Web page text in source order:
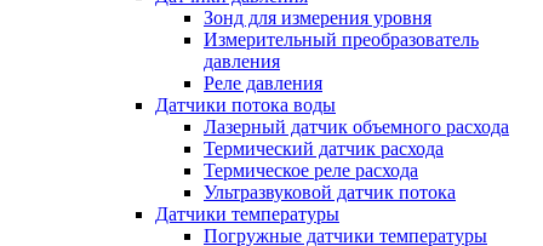
Зонд для измерения уровня
Измерительный преобразователь
давления
Реле давления
Датчики потока воды
Лазерный датчик объемного расхода
Термический датчик расхода
Термическое реле расхода
Ультразвуковой датчик потока
Датчики температуры
Погружные датчики температуры